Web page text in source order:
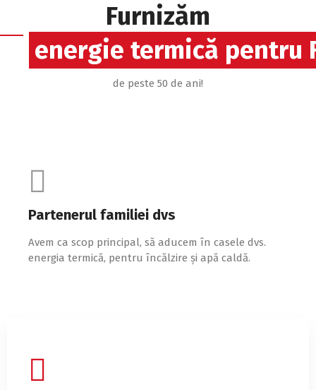
Furnizăm
energie termică pentru
de peste 50 de ani!
Partenerul familiei dvs
Avem ca scop principal, să aducem în casele dvs.
energia termică, pentru încălzire și apă caldă.